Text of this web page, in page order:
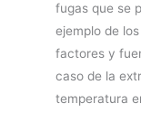
fugas que se
ejemplo de
factores y
caso de la
temperatura